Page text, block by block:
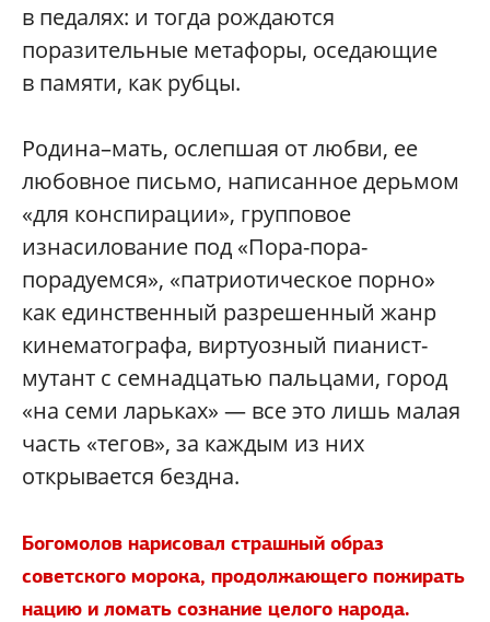
в педалях: и тогда рождаются
поразительные метафоры, оседающие
в памяти, как рубцы.
Родина–мать, ослепшая от любви, ее
любовное письмо, написанное дерьмом
«для конспирации», групповое
изнасилование под «Пора-пора-
порадуемся», «патриотическое порно»
как единственный разрешенный жанр
кинематографа, виртуозный пианист-
мутант с семнадцатью пальцами, город
«на семи ларьках» — все это лишь малая
часть «тегов», за каждым из них
открывается бездна.
Богомолов нарисовал страшный образ
советского морока, продолжающего пожирать
нацию и ломать сознание целого народа.